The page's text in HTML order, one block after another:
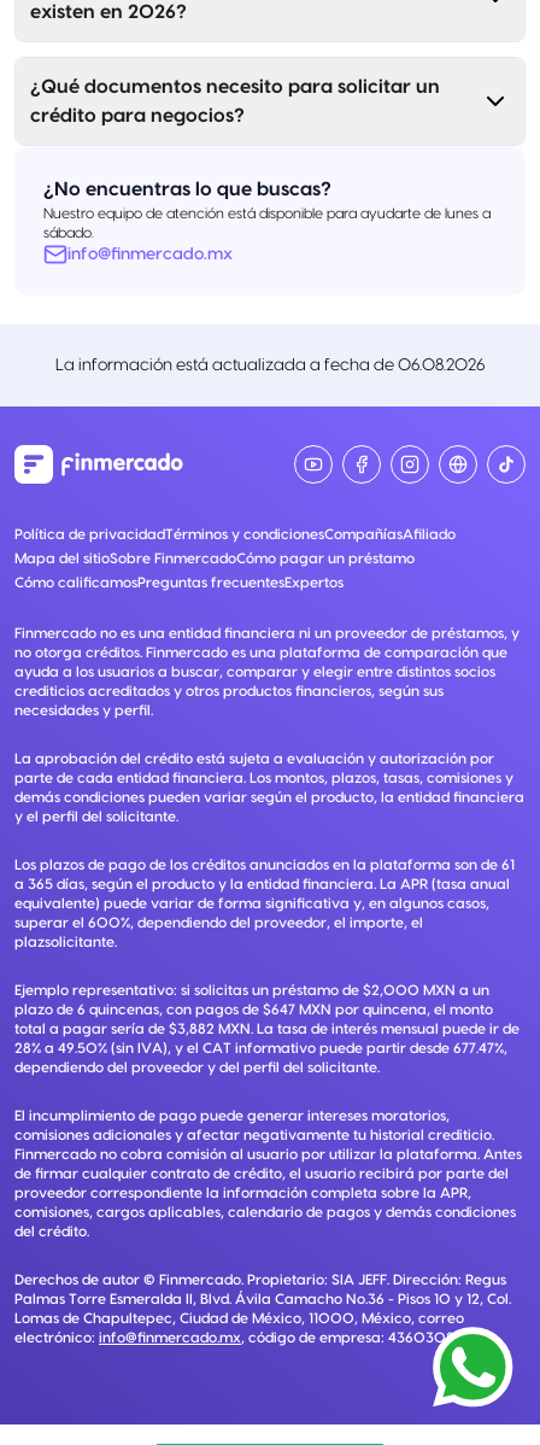
existen en 2026?
¿Qué documentos necesito para solicitar un
crédito para negocios?
¿No encuentras lo que buscas?
Nuestro equipo de atención está disponible para ayudarte de lunes a
sábado.
info@finmercado.mx
La información está actualizada a fecha de 06.08.2026
Política de privacidadTérminos y condicionesCompañíasAfiliado
Mapa del sitioSobre FinmercadoCómo pagar un préstamo
Cómo calificamosPreguntas frecuentesExpertos
Finmercado no es una entidad financiera ni un proveedor de préstamos, y
no otorga créditos. Finmercado es una plataforma de comparación que
ayuda a los usuarios a buscar, comparar y elegir entre distintos socios
crediticios acreditados y otros productos financieros, según sus
necesidades y perfil.
La aprobación del crédito está sujeta a evaluación y autorización por
parte de cada entidad financiera. Los montos, plazos, tasas, comisiones y
demás condiciones pueden variar según el producto, la entidad financiera
y el perfil del solicitante.
Los plazos de pago de los créditos anunciados en la plataforma son de 61
a 365 días, según el producto y la entidad financiera. La APR (tasa anual
equivalente) puede variar de forma significativa y, en algunos casos,
superar el 600%, dependiendo del proveedor, el importe, el
plazsolicitante.
Ejemplo representativo: si solicitas un préstamo de $2,000 MXN a un
plazo de 6 quincenas, con pagos de $647 MXN por quincena, el monto
total a pagar sería de $3,882 MXN. La tasa de interés mensual puede ir de
28% a 49.50% (sin IVA), y el CAT informativo puede partir desde 677.47%,
dependiendo del proveedor y del perfil del solicitante.
El incumplimiento de pago puede generar intereses moratorios,
comisiones adicionales y afectar negativamente tu historial crediticio.
Finmercado no cobra comisión al usuario por utilizar la plataforma. Antes
de firmar cualquier contrato de crédito, el usuario recibirá por parte del
proveedor correspondiente la información completa sobre la APR,
comisiones, cargos aplicables, calendario de pagos y demás condiciones
del crédito.
Derechos de autor © Finmercado. Propietario: SIA JEFF. Dirección: Regus
Palmas Torre Esmeralda II, Blvd. Ávila Camacho No.36 - Pisos 10 y 12, Col.
Lomas de Chapultepec, Ciudad de México, 11000, México, correo
electrónico: info@finmercado.mx, código de empresa: 43603085405.